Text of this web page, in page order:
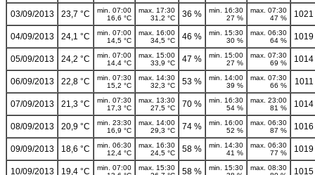
03/09/2013 23,7 °C
min. 07:00
16,6 °C
max. 17:30
31,2 °C
36 %
min. 16:30
27 %
max. 07:30
47 %
04/09/2013 24,1 °C
min. 07:00
14,5 °C
max. 16:00
34,5 °C
46 %
min. 15:30
30 %
max. 06:30
64 %
05/09/2013 24,2 °C
min. 07:00
14,4 °C
max. 15:00
33,9 °C
47 %
min. 15:00
27 %
max. 07:30
69 %
06/09/2013 22,8 °C
min. 07:30
15,2 °C
max. 14:30
32,3 °C
53 %
min. 14:00
39 %
max. 07:30
66 %
07/09/2013 21,3 °C
min. 07:30
17,3 °C
max. 13:30
27,5 °C
70 %
min. 16:30
54 %
max. 23:00
81 %
08/09/2013 20,9 °C
min. 23:30
16,9 °C
max. 14:00
29,3 °C
74 %
min. 16:00
52 %
max. 06:30
87 %
09/09/2013 18,6 °C
min. 06:30
12,4 °C
max. 16:30
24,5 °C
58 %
min. 14:30
41 %
max. 06:30
77 %
10/09/2013 19,4 °C
min. 07:00
max. 15:30
58 %
min. 15:30
max. 08:30